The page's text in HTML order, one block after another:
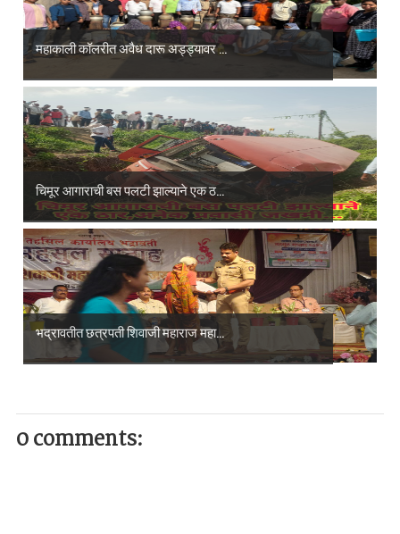
महाकाली कॉलरीत अवैध दारू अड्ड्यावर ...
चिमूर आगाराची बस पलटी झाल्याने एक ठ...
भद्रावतीत छत्रपती शिवाजी महाराज महा...
0 comments: